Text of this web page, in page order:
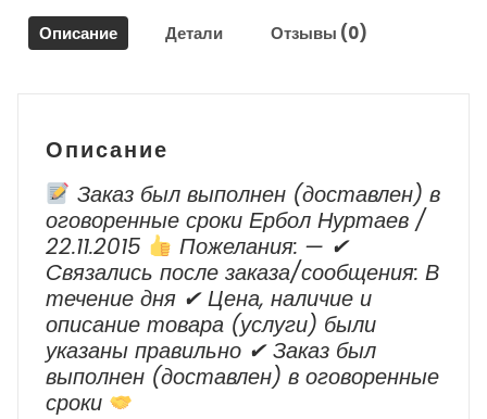
Renault
Arkana
Описание Детали Отзывы (0)
Описание
Заказ был выполнен (доставлен) в
оговоренные сроки Ербол Нуртаев /
22.11.2015
Пожелания: — ✔
Cвязались после заказа/сообщения: В
течение дня ✔ Цена, наличие и
описание товара (услуги) были
указаны правильно ✔ Заказ был
выполнен (доставлен) в оговоренные
сроки